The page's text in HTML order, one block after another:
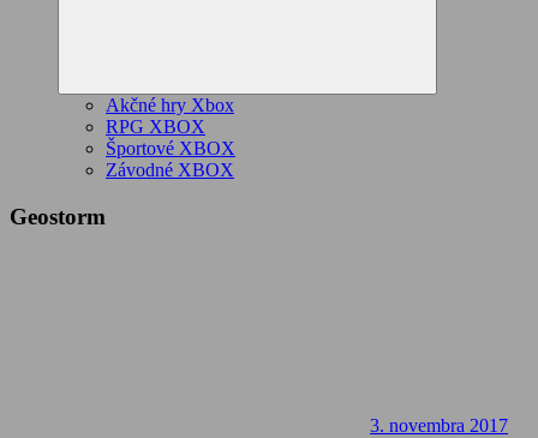
Akčné hry Xbox
RPG XBOX
Športové XBOX
Závodné XBOX
Geostorm
3. novembra 2017